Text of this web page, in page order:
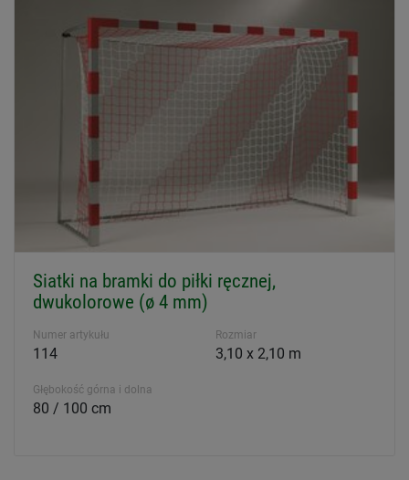
Siatki na bramki do piłki ręcznej,
dwukolorowe (ø 4 mm)
Numer artykułu
114
Rozmiar
3,10 x 2,10 m
Głębokość górna i dolna
80 / 100 cm